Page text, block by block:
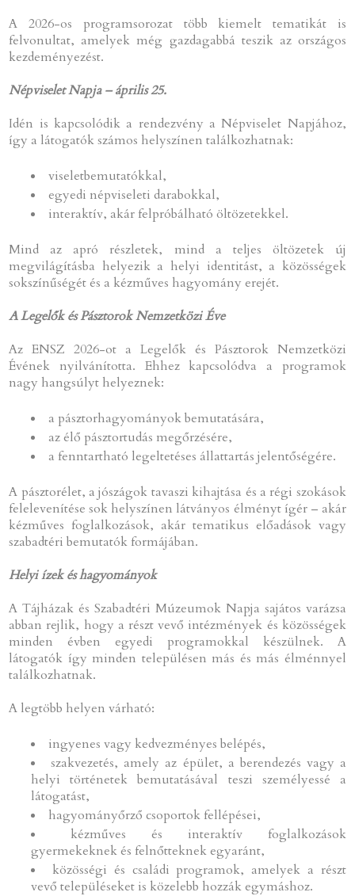
A 2026-os programsorozat több kiemelt tematikát is
felvonultat, amelyek még gazdagabbá teszik az országos
kezdeményezést.
Népviselet Napja – április 25.
Idén is kapcsolódik a rendezvény a Népviselet Napjához,
így a látogatók számos helyszínen találkozhatnak:
viseletbemutatókkal,
egyedi népviseleti darabokkal,
interaktív, akár felpróbálható öltözetekkel.
Mind az apró részletek, mind a teljes öltözetek új
megvilágításba helyezik a helyi identitást, a közösségek
sokszínűségét és a kézműves hagyomány erejét.
A Legelők és Pásztorok Nemzetközi Éve
Az ENSZ 2026-ot a Legelők és Pásztorok Nemzetközi
Évének nyilvánította. Ehhez kapcsolódva a programok
nagy hangsúlyt helyeznek:
a pásztorhagyományok bemutatására,
az élő pásztortudás megőrzésére,
a fenntartható legeltetéses állattartás jelentőségére.
A pásztorélet, a jószágok tavaszi kihajtása és a régi szokások
felelevenítése sok helyszínen látványos élményt ígér – akár
kézműves foglalkozások, akár tematikus előadások vagy
szabadtéri bemutatók formájában.
Helyi ízek és hagyományok
A Tájházak és Szabadtéri Múzeumok Napja sajátos varázsa
abban rejlik, hogy a részt vevő intézmények és közösségek
minden évben egyedi programokkal készülnek. A
látogatók így minden településen más és más élménnyel
találkozhatnak.
A legtöbb helyen várható:
ingyenes vagy kedvezményes belépés,
szakvezetés, amely az épület, a berendezés vagy a
helyi történetek bemutatásával teszi személyessé a
látogatást,
hagyományőrző csoportok fellépései,
kézműves és interaktív foglalkozások
gyermekeknek és felnőtteknek egyaránt,
közösségi és családi programok, amelyek a részt
vevő településeket is közelebb hozzák egymáshoz.